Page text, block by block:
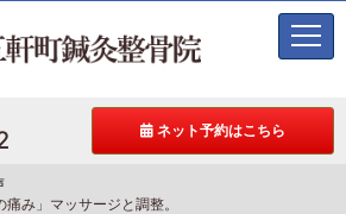
t
ネット予約はこちら
み」マッサージと調整。